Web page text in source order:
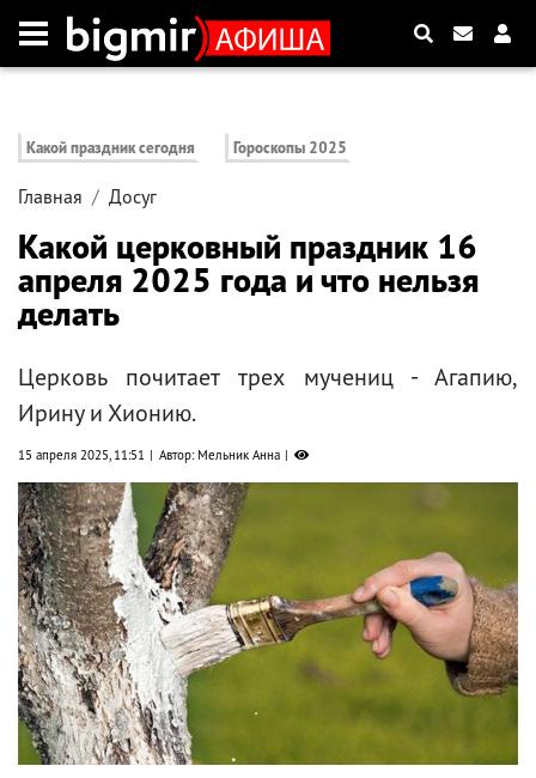
Какой праздник сегодня Гороскопы 2025
Главная Досуг
Какой церковный праздник 16
апреля 2025 года и что нельзя
делать
Церковь почитает трех мучениц - Агапию,
Ирину и Хионию.
15 апреля 2025, 11:51 Автор: Мельник Анна